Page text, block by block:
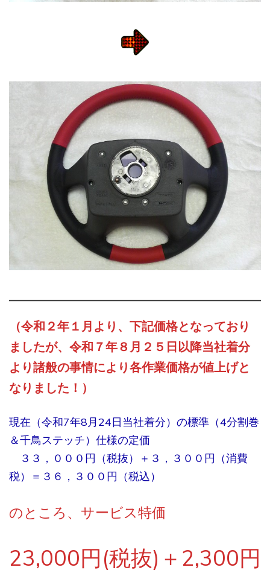
（令和２年１月より、下記価格となっており
ましたが、令和７年８月２５日以降当社着分
より諸般の事情により各作業価格が値上げと
なりました！）
現在（令和7年8月24日当社着分）の標準（4分割巻
＆千鳥ステッチ）仕様の定価
３３，０００円（税抜）＋３，３００円（消費
税）＝３６，３００円（税込）
のところ、サービス特価
23,000円(税抜)＋2,300円